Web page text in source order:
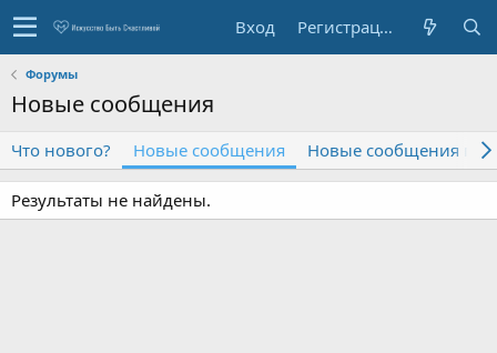
Вход Регистрация
Форумы
Новые сообщения
Что нового? Новые сообщения Новые сообщения
Результаты не найдены.